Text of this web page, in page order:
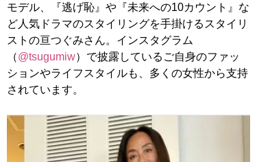
モデル、『逃げ恥』や『未来への10カウント』な
ど人気ドラマのスタイリングを手掛けるスタイリ
ストの亘つぐみさん。インスタグラム
（@tsugumiw）で披露しているご自身のファッ
ションやライフスタイルも、多くの女性から支持
されています。